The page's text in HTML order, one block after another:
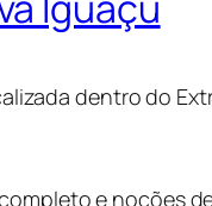
dentro do
e noções